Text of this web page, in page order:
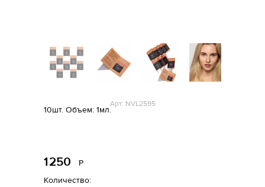
Арт: NVL2595
10шт. Объем: 1мл.
1250 Р
Количество: